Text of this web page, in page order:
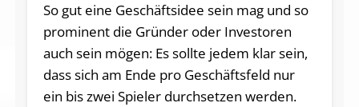
So gut eine Geschäftsidee sein mag und so
prominent die Gründer oder Investoren
auch sein mögen: Es sollte jedem klar sein,
dass sich am Ende pro Geschäftsfeld nur
ein bis zwei Spieler durchsetzen werden.